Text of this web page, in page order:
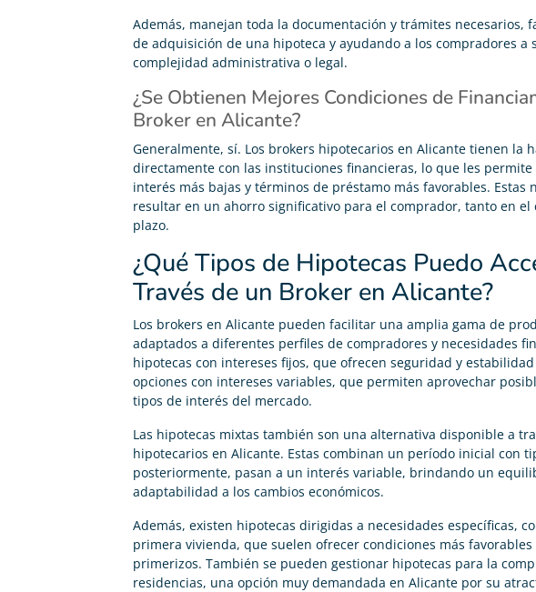
Además, manejan toda la documentación y trámites necesarios,
de adquisición de una hipoteca y ayudando a los compradores a
complejidad administrativa o legal.
¿Se Obtienen Mejores Condiciones de
Broker en Alicante?
Generalmente, sí. Los brokers hipotecarios en Alicante tienen la
directamente con las instituciones financieras, lo que les permite
interés más bajas y términos de préstamo más favorables. Estas
resultar en un ahorro significativo para el comprador, tanto en el
plazo.
¿Qué Tipos de Hipotecas Puedo
Través de un Broker en Alicante?
Los brokers en Alicante pueden facilitar una amplia gama de
adaptados a diferentes perfiles de compradores y necesidades
hipotecas con intereses fijos, que ofrecen seguridad y
opciones con intereses variables, que permiten aprovechar
tipos de interés del mercado.
Las hipotecas mixtas también son una alternativa disponible a
hipotecarios en Alicante. Estas combinan un período inicial con
posteriormente, pasan a un interés variable, brindando un
adaptabilidad a los cambios económicos.
Además, existen hipotecas dirigidas a necesidades específicas,
primera vivienda, que suelen ofrecer condiciones más
primerizos. También se pueden gestionar hipotecas para la
residencias, una opción muy demandada en Alicante por su